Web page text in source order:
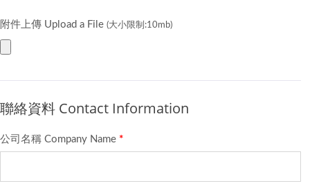
附件上傳 Upload a File (大小限制:10mb)
聯絡資料 Contact Information
公司名稱 Company Name *